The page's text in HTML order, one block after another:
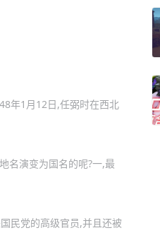
年1月12日,任弼时在西北
名演变为国名的呢?一,最
民党的高级官员,并且还被